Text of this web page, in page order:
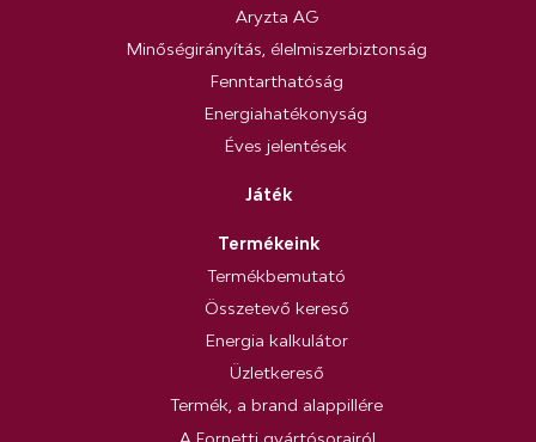
Aryzta AG
Minőségirányítás, élelmiszerbiztonság
Fenntarthatóság
Energiahatékonyság
Éves jelentések
Játék
Termékeink
Termékbemutató
Összetevő kereső
Energia kalkulátor
Üzletkereső
Termék, a brand alappillére
A Fornetti gyártósorairól